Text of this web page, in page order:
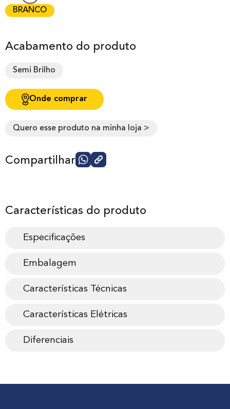
cliente
BRANCO
Acabamento do produto
Semi Brilho
Onde comprar
Quero esse produto na minha loja >
Compartilhar
Características do produto
Especificações
Embalagem
Características Técnicas
Características Elétricas
Diferenciais